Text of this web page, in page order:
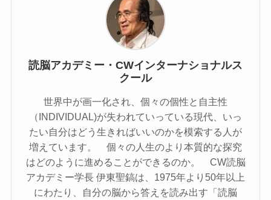
読脳アカデミー・CWインターナショナルス
クール
世界中が画一化され、個々の個性と自主性
（INDIVIDUAL)が失われていっている現代、いっ
たい自分はどう生きればいいのかを模索する人が
増えています。 個々の人生のより本質的な探究
はどのように進めることができるのか。 CW読脳
アカデミー学長 伊東聖鎬は、1975年より50年以上
にわたり、自分の脳から答えを読み出す「読脳